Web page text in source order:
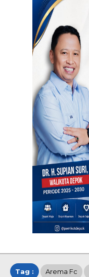
Tag : Arema Fc